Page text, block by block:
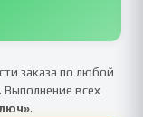
заказа по любой
Выполнение всех
.